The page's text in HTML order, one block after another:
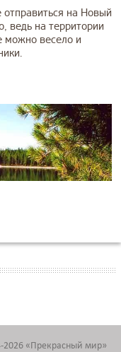
на Новый
ведь на территории
можно весело и
2026 «Прекрасный мир»